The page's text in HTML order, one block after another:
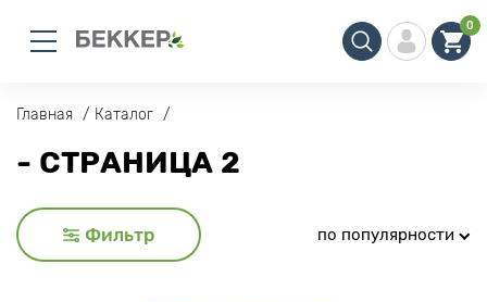
0
Главная Каталог
- СТРАНИЦА 2
Фильтр по популярности